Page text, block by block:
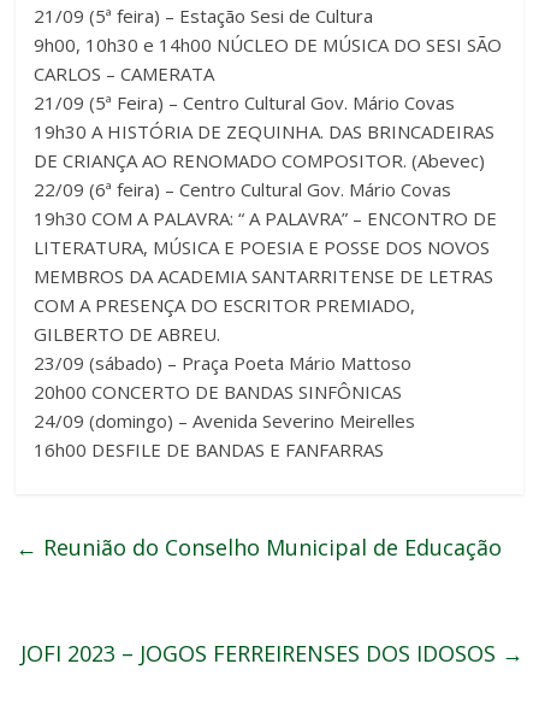
21/09 (5ª feira) – Estação Sesi de Cultura
9h00, 10h30 e 14h00 NÚCLEO DE MÚSICA DO SESI SÃO
CARLOS – CAMERATA
21/09 (5ª Feira) – Centro Cultural Gov. Mário Covas
19h30 A HISTÓRIA DE ZEQUINHA. DAS BRINCADEIRAS
DE CRIANÇA AO RENOMADO COMPOSITOR. (Abevec)
22/09 (6ª feira) – Centro Cultural Gov. Mário Covas
19h30 COM A PALAVRA: “ A PALAVRA” – ENCONTRO DE
LITERATURA, MÚSICA E POESIA E POSSE DOS NOVOS
MEMBROS DA ACADEMIA SANTARRITENSE DE LETRAS
COM A PRESENÇA DO ESCRITOR PREMIADO,
GILBERTO DE ABREU.
23/09 (sábado) – Praça Poeta Mário Mattoso
20h00 CONCERTO DE BANDAS SINFÔNICAS
24/09 (domingo) – Avenida Severino Meirelles
16h00 DESFILE DE BANDAS E FANFARRAS
← Reunião do Conselho Municipal de Educação
JOFI 2023 – JOGOS FERREIRENSES DOS IDOSOS →